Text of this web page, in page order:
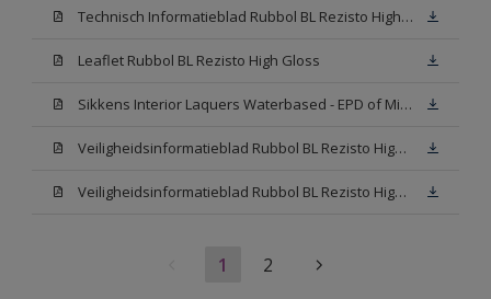
Technisch Informatieblad Rubbol BL Rezisto High Gloss (New Livery) (PDF)
Leaflet Rubbol BL Rezisto High Gloss
Sikkens Interior Laquers Waterbased - EPD of Milieuproductverklaring
Veiligheidsinformatieblad Rubbol BL Rezisto High Gloss N00 (MSDS)
Veiligheidsinformatieblad Rubbol BL Rezisto High Gloss White (MSDS)
1 2